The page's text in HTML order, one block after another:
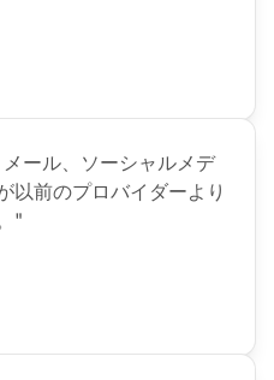
ール、ソーシャルメデ
以前のプロバイダーより
"